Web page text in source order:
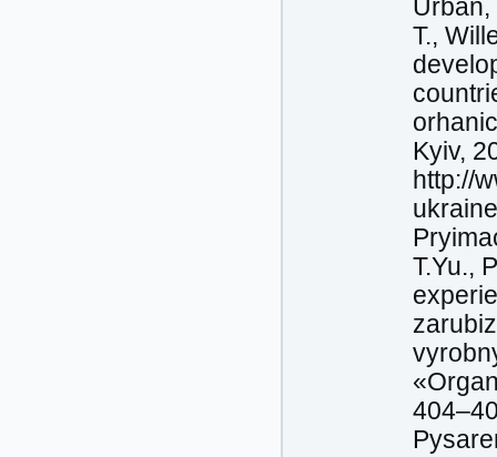
Urban,
T.,
Kyiv,
http://
T.Yu.,